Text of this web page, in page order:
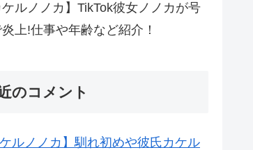
ケルノノカ】TikTok彼女ノノカが号
上!仕事や年齢など紹介！
のコメント
ケルノノカ】馴れ初めや彼氏カケル